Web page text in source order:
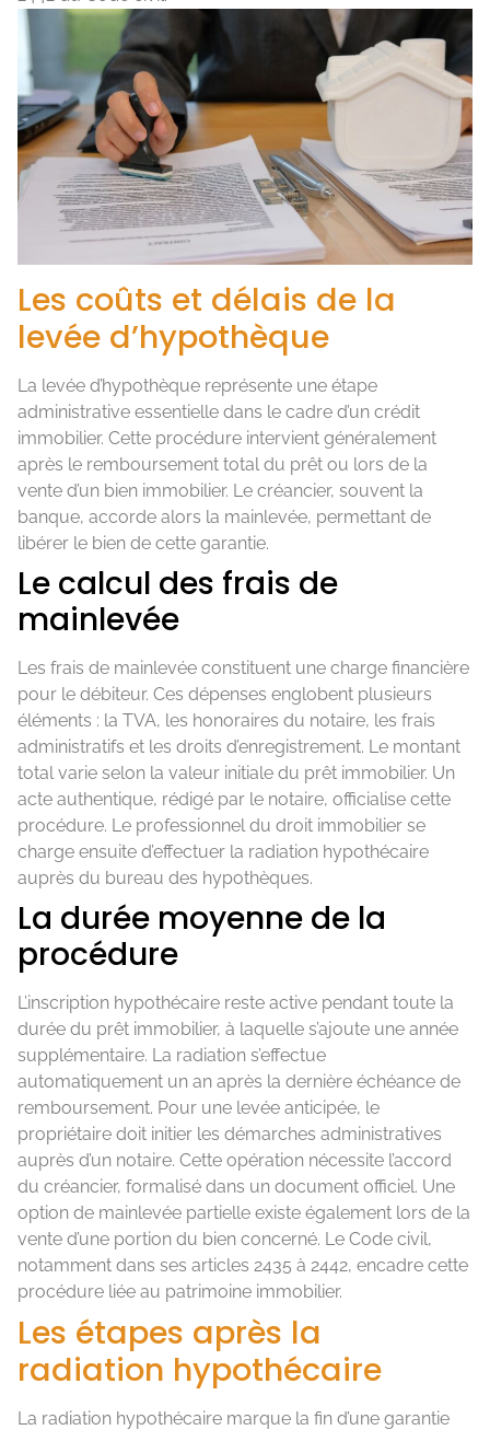
Les coûts et délais de la
levée d’hypothèque
La levée d’hypothèque représente une étape
administrative essentielle dans le cadre d’un crédit
immobilier. Cette procédure intervient généralement
après le remboursement total du prêt ou lors de la
vente d’un bien immobilier. Le créancier, souvent la
banque, accorde alors la mainlevée, permettant de
libérer le bien de cette garantie.
Le calcul des frais de
mainlevée
Les frais de mainlevée constituent une charge financière
pour le débiteur. Ces dépenses englobent plusieurs
éléments : la TVA, les honoraires du notaire, les frais
administratifs et les droits d’enregistrement. Le montant
total varie selon la valeur initiale du prêt immobilier. Un
acte authentique, rédigé par le notaire, officialise cette
procédure. Le professionnel du droit immobilier se
charge ensuite d’effectuer la radiation hypothécaire
auprès du bureau des hypothèques.
La durée moyenne de la
procédure
L’inscription hypothécaire reste active pendant toute la
durée du prêt immobilier, à laquelle s’ajoute une année
supplémentaire. La radiation s’effectue
automatiquement un an après la dernière échéance de
remboursement. Pour une levée anticipée, le
propriétaire doit initier les démarches administratives
auprès d’un notaire. Cette opération nécessite l’accord
du créancier, formalisé dans un document officiel. Une
option de mainlevée partielle existe également lors de la
vente d’une portion du bien concerné. Le Code civil,
notamment dans ses articles 2435 à 2442, encadre cette
procédure liée au patrimoine immobilier.
Les étapes après la
radiation hypothécaire
La radiation hypothécaire marque la fin d’une garantie